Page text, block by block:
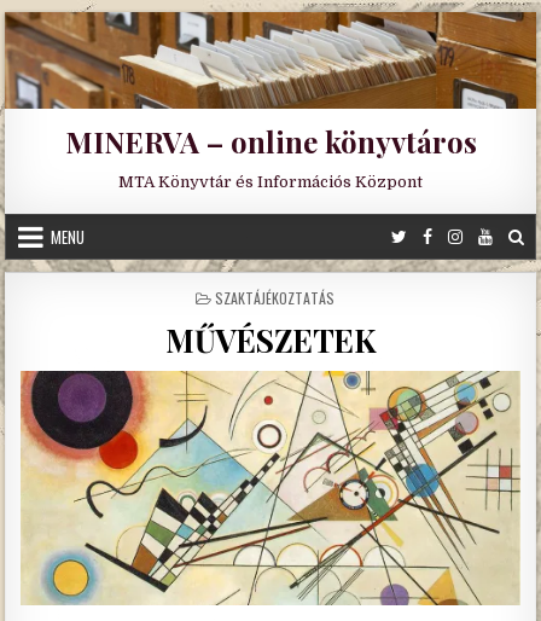
Skip
to
content
MINERVA – online könyvtáros
MTA Könyvtár és Információs Központ
MENU
POSTED
SZAKTÁJÉKOZTATÁS
MŰVÉSZETEK